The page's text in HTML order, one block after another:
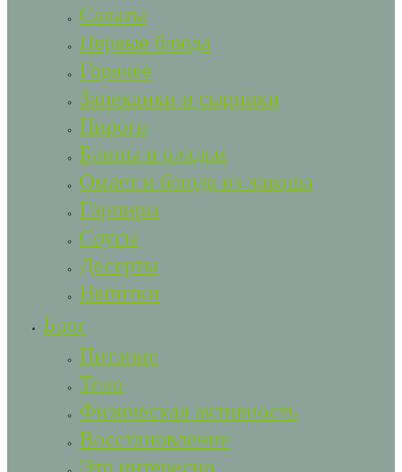
Салаты
Первые блюда
Горячее
Запеканки и сырники
Пироги
Блины и оладьи
Омлет и блюда из лаваша
Гарниры
Соусы
Десерты
Напитки
Блог
Питание
Тело
Физическая активность
Восстановление
Это интересно